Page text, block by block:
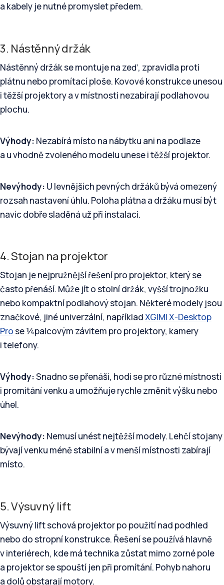
a kabely je nutné promyslet předem.
3. Nástěnný držák
Nástěnný držák se montuje na zeď, zpravidla proti
plátnu nebo promítací ploše. Kovové konstrukce unesou
i těžší projektory a v místnosti nezabírají podlahovou
plochu.
Výhody: Nezabírá místo na nábytku ani na podlaze
a u vhodně zvoleného modelu unese i těžší projektor.
Nevýhody: U levnějších pevných držáků bývá omezený
rozsah nastavení úhlu. Poloha plátna a držáku musí být
navíc dobře sladěná už při instalaci.
4. Stojan na projektor
Stojan je nejpružnější řešení pro projektor, který se
často přenáší. Může jít o stolní držák, vyšší trojnožku
nebo kompaktní podlahový stojan. Některé modely jsou
značkové, jiné univerzální, napříkladXGIMI X-Desktop
Prose ¼palcovým závitem pro projektory, kamery
i telefony.
Výhody:Snadno se přenáší, hodí se pro různé místnosti
i promítání venku a umožňuje rychle změnit výšku nebo
úhel.
Nevýhody: Nemusí unést nejtěžší modely. Lehčí stojany
bývají venku méně stabilní a v menší místnosti zabírají
místo.
5. Výsuvný lift
Výsuvný lift schová projektor po použití nad podhled
nebo do stropní konstrukce. Řešení se používá hlavně
v interiérech, kde má technika zůstat mimo zorné pole
a projektor se spouští jen při promítání. Pohyb nahoru
a dolů obstarají motory.